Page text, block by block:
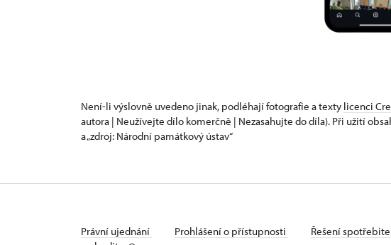
Není-li výslovně uvedeno jinak, podléhají fotografie a texty licenci
autora | Neužívejte dílo komerčně | Nezasahujte do díla). Při užití
a „zdroj: Národní památkový ústav“
Právní ujednání Prohlášení o přístupnosti Řešení